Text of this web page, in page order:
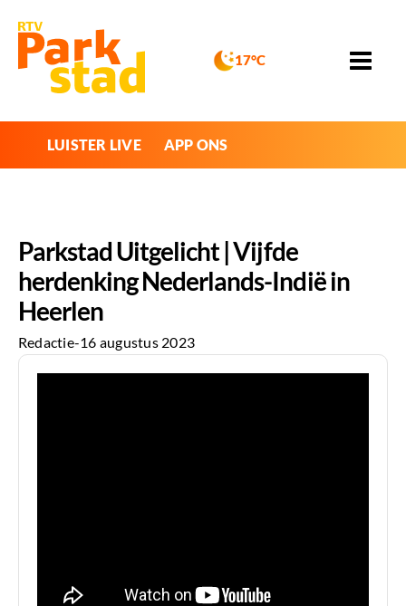
17°C
LUISTER LIVE APP ONS
Parkstad Uitgelicht | Vijfde
herdenking Nederlands-Indië in
Heerlen
Redactie-16 augustus 2023